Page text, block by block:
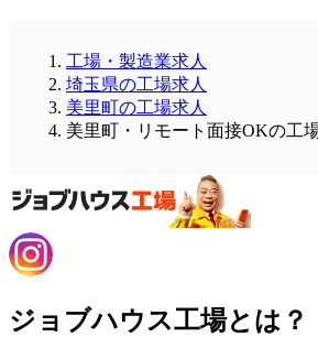
工場・製造業求人
埼玉県の工場求人
美里町の工場求人
美里町・リモート面接OKの工
ジョブハウス工場とは？